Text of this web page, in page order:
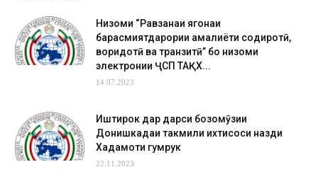
Низоми “Равзанаи ягонаи
барасмиятдарории амалиёти содиротӣ,
воридотӣ ва транзитӣ” бо низоми
электронии ҶСП ТАҚХ...
14.07.2023
Иштирок дар дарси бозомӯзии
Донишкадаи такмили ихтисоси назди
Хадамоти гумрук
22.11.2023